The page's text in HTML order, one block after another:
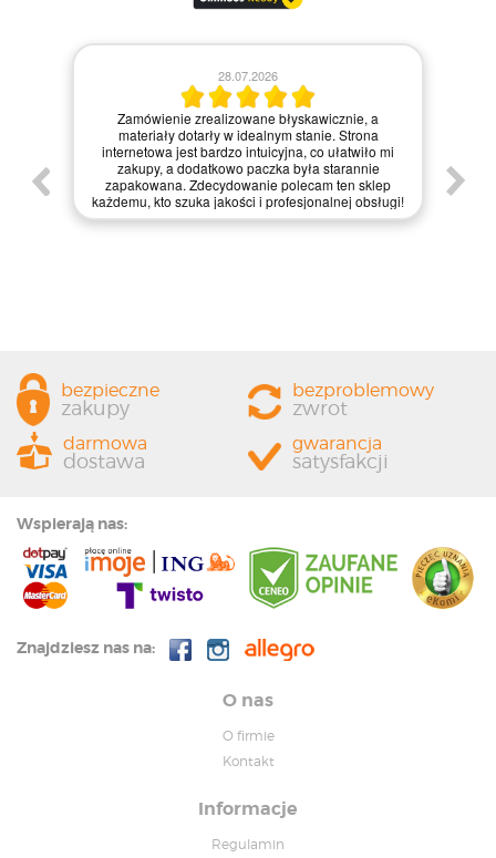
28.07.2026
Zamówienie zrealizowane błyskawicznie, a
materiały dotarły w idealnym stanie. Strona
internetowa jest bardzo intuicyjna, co ułatwiło mi
zakupy, a dodatkowo paczka była starannie
zapakowana. Zdecydowanie polecam ten sklep
każdemu, kto szuka jakości i profesjonalnej obsługi!
bezpieczne
zakupy
bezproblemowy
zwrot
darmowa
dostawa
gwarancja
satysfakcji
Wspierają nas:
Znajdziesz nas na:
O nas
O firmie
Kontakt
Informacje
Regulamin